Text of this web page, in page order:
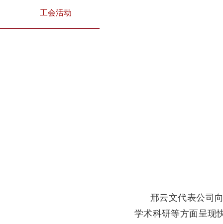
工会活动
邢云文代表公司
学术科研等方面呈现